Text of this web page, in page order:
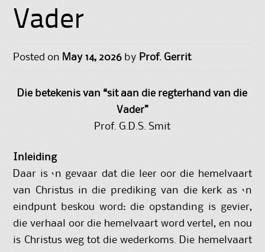
Vader
Posted on May 14, 2026 by Prof. Gerrit
Die betekenis van “sit aan die regterhand van die
Vader”
Prof. G.D.S. Smit
Inleiding
Daar is ‘n gevaar dat die leer oor die hemelvaart
van Christus in die prediking van die kerk as ‘n
eindpunt beskou word: die opstanding is gevier,
die verhaal oor die hemelvaart word vertel, en nou
is Christus weg tot die wederkoms. Die hemelvaart